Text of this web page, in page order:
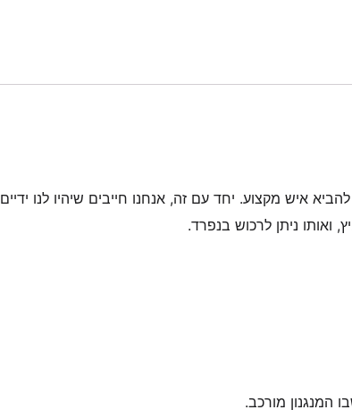
איש מקצוע. יחד עם זה, אנחנו חייבים שיהיו לנו
ניתן לרכוש בנפרד.
המנגנון מורכב.